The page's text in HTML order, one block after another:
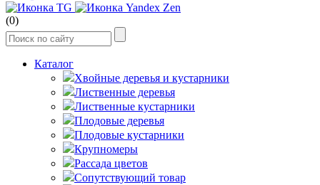
(0)
Каталог
Хвойные деревья и кустарники
Лиственные деревья
Лиственные кустарники
Плодовые деревья
Плодовые кустарники
Крупномеры
Рассада цветов
Сопутствующий товар